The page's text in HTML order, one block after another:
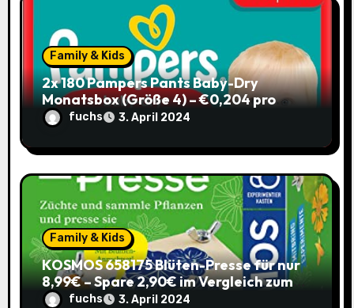
Family & Kids
2x 180 Pampers Pants Baby-Dry
Monatsbox (Größe 4) – €0,204 pro
Pants (Sparabo) – Spare €38,39
fuchs 3. April 2024
Family & Kids
KOSMOS 658175 Blüten-Presse für nur
8,99€ – Spare 2,90€ im Vergleich zum
alten Preis!
fuchs 3. April 2024